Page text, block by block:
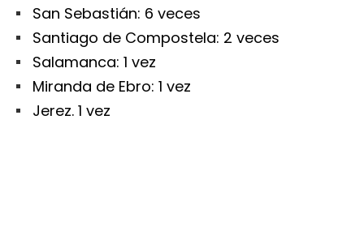
San Sebastián: 6 veces
Santiago de Compostela: 2 veces
Salamanca: 1 vez
Miranda de Ebro: 1 vez
Jerez. 1 vez